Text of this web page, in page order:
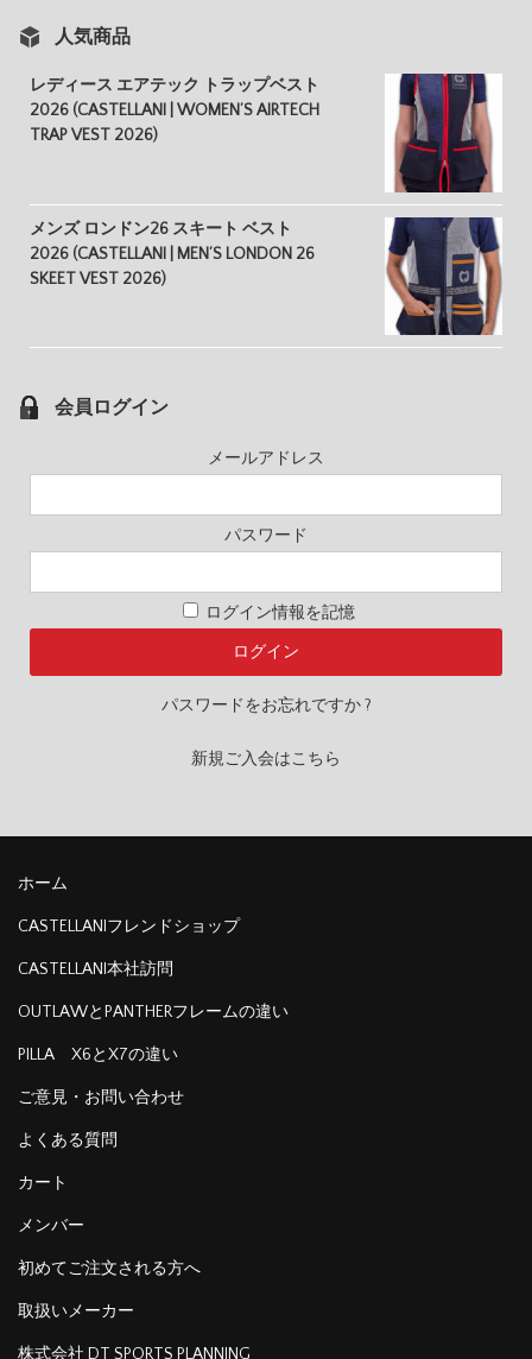
人気商品
レディース エアテック トラップベスト
2026 (CASTELLANI | WOMEN’S AIRTECH
TRAP VEST 2026)
メンズ ロンドン26 スキート ベスト
2026 (CASTELLANI | MEN’S LONDON 26
SKEET VEST 2026)
会員ログイン
メールアドレス
パスワード
ログイン情報を記憶
パスワードをお忘れですか ?
新規ご入会はこちら
ホーム
CASTELLANIフレンドショップ
CASTELLANI本社訪問
OUTLAWとPANTHERフレームの違い
PILLA X6とX7の違い
ご意見・お問い合わせ
よくある質問
カート
メンバー
初めてご注文される方へ
取扱いメーカー
株式会社 DT SPORTS PLANNING